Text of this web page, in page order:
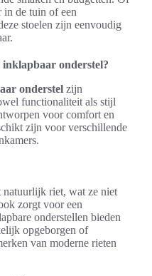
in de tuin of een
stoelen zijn eenvoudig
inklapbaar onderstel?
onderstel zijn
functionaliteit als stijl
voor comfort en
zijn voor verschillende
riet, wat ze niet
zorgt voor een
onderstellen bieden
opgeborgen of
van moderne rieten